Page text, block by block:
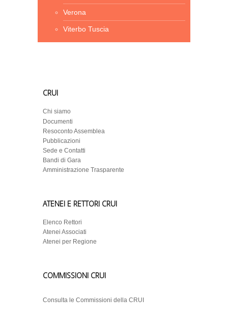
Verona
Viterbo Tuscia
CRUI
Chi siamo
Documenti
Resoconto Assemblea
Pubblicazioni
Sede e Contatti
Bandi di Gara
Amministrazione Trasparente
ATENEI E RETTORI CRUI
Elenco Rettori
Atenei Associati
Atenei per Regione
COMMISSIONI CRUI
Consulta le Commissioni della CRUI